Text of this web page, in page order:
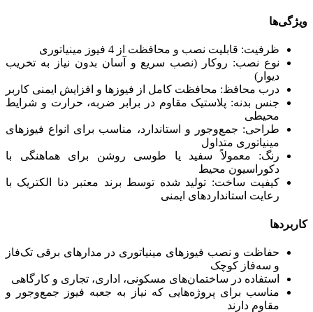
ویژگی‌ها
ظرفیت: قابلیت نصب و محافظت از 4 فیوز مینیاتوری
نوع نصب: روکار (نصب سریع و آسان بدون نیاز به تخریب
دیوار)
درب محافظ: محافظت کامل از فیوزها و افزایش ایمنی کاربر
جنس بدنه: پلاستیک مقاوم در برابر ضربه، حرارت و شرایط
محیطی
طراحی: جمع‌وجور و استاندارد، مناسب برای انواع فیوزهای
مینیاتوری متداول
رنگ: معمولاً سفید یا طوسی روشن برای هماهنگی با
دکوراسیون محیط
کیفیت ساخت: تولید شده توسط برند معتبر دنا الکتریک با
رعایت استانداردهای ایمنی
کاربردها
حفاظت و نصب فیوزهای مینیاتوری در مدارهای برقی تک‌فاز
و سه‌فاز کوچک
استفاده در ساختمان‌های مسکونی، اداری، تجاری و کارگاهی
مناسب برای پروژه‌هایی که نیاز به جعبه فیوز جمع‌وجور و
مقاوم دارند